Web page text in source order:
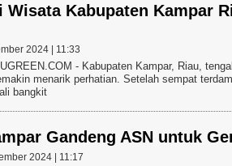
Wisata Kabupaten Kampar
2024 | 11:33
- Kabupaten Kampar, Riau,
menarik perhatian. Setelah sempat
bangkit
Gandeng ASN untuk
2024 | 11:17